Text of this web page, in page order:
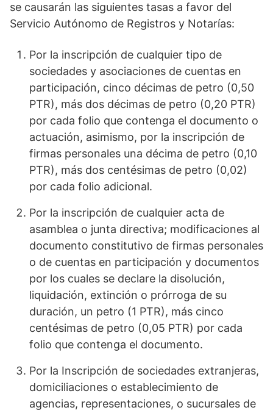
se causarán las siguientes tasas a favor del
Servicio Autónomo de Registros y Notarías:
Por la inscripción de cualquier tipo de
sociedades y asociaciones de cuentas en
participación, cinco décimas de petro (0,50
PTR), más dos décimas de petro (0,20 PTR)
por cada folio que contenga el documento o
actuación, asimismo, por la inscripción de
firmas personales una décima de petro (0,10
PTR), más dos centésimas de petro (0,02)
por cada folio adicional.
Por la inscripción de cualquier acta de
asamblea o junta directiva; modificaciones al
documento constitutivo de firmas personales
o de cuentas en participación y documentos
por los cuales se declare la disolución,
liquidación, extinción o prórroga de su
duración, un petro (1 PTR), más cinco
centésimas de petro (0,05 PTR) por cada
folio que contenga el documento.
Por la Inscripción de sociedades extranjeras,
domiciliaciones o establecimiento de
agencias, representaciones, o sucursales de